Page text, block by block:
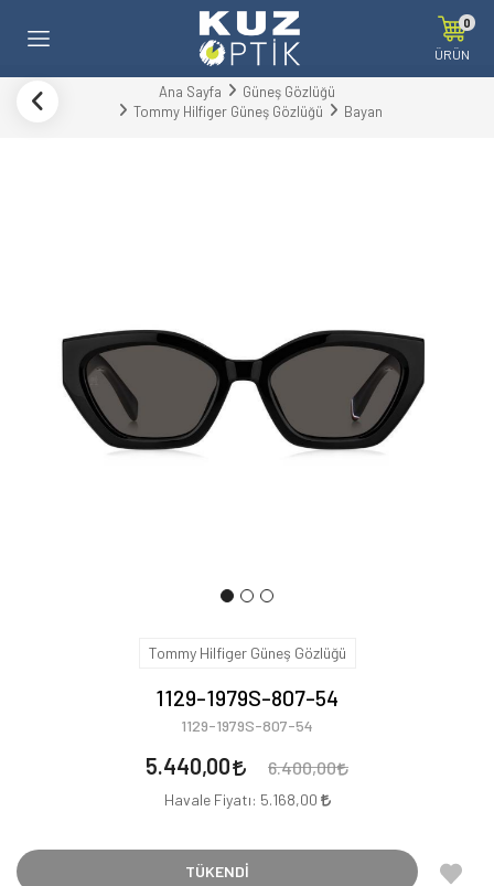
0
ÜRÜN
Ana Sayfa
Güneş Gözlüğü
Tommy Hilfiger Güneş Gözlüğü
Bayan
Tommy Hilfiger Güneş Gözlüğü
1129-1979S-807-54
1129-1979S-807-54
5.440,00 6.400,00
Havale Fiyatı: 5.168,00
TÜKENDİ